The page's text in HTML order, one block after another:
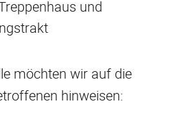
und
möchten wir auf die
hinweisen: